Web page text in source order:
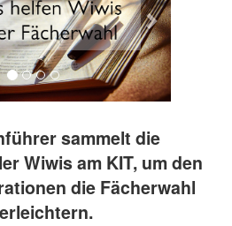
sammelt die
Wiwis am KIT, um den
die Fächerwahl